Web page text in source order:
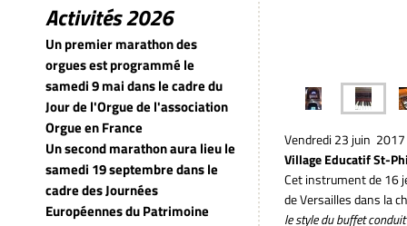
Activités 2026
Un premier marathon des
orgues est programmé le
samedi 9 mai dans le cadre du
Jour de l'Orgue de l'association
Orgue en France
Un second marathon aura lieu le
samedi 19 septembre dans le
cadre des Journées
Européennes du Patrimoine
Vendredi 23 juin
Village Educatif St-
Cet instrument de 16
de Versailles dans la
le style du buffet